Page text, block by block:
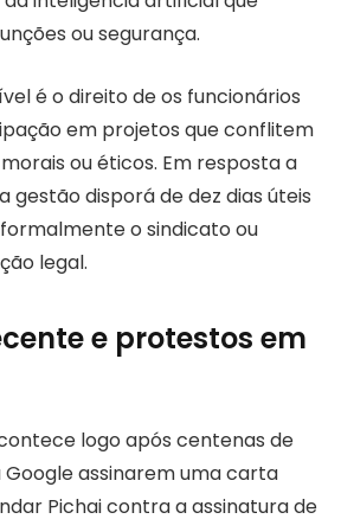
ou segurança.
é o direito de os funcionários
em projetos que conflitem
ou éticos. Em resposta a
gestão disporá de dez dias úteis
o sindicato ou
legal.
e protestos em
logo após centenas de
assinarem uma carta
Pichai contra a assinatura de